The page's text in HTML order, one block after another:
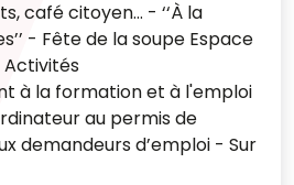
café citoyen... - ‘‘À la
- Fête de la soupe Espace
à la formation et à l'emploi
au permis de
demandeurs d’emploi - Sur